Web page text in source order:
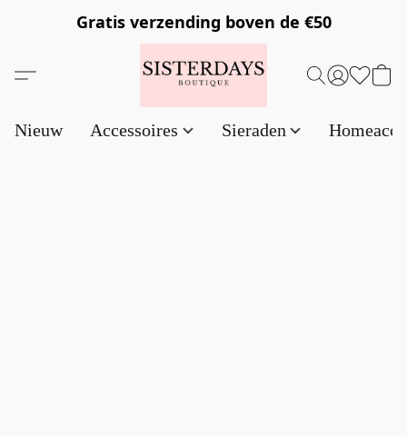
Gratis verzending boven de €50
Nieuw Accessoires Sieraden